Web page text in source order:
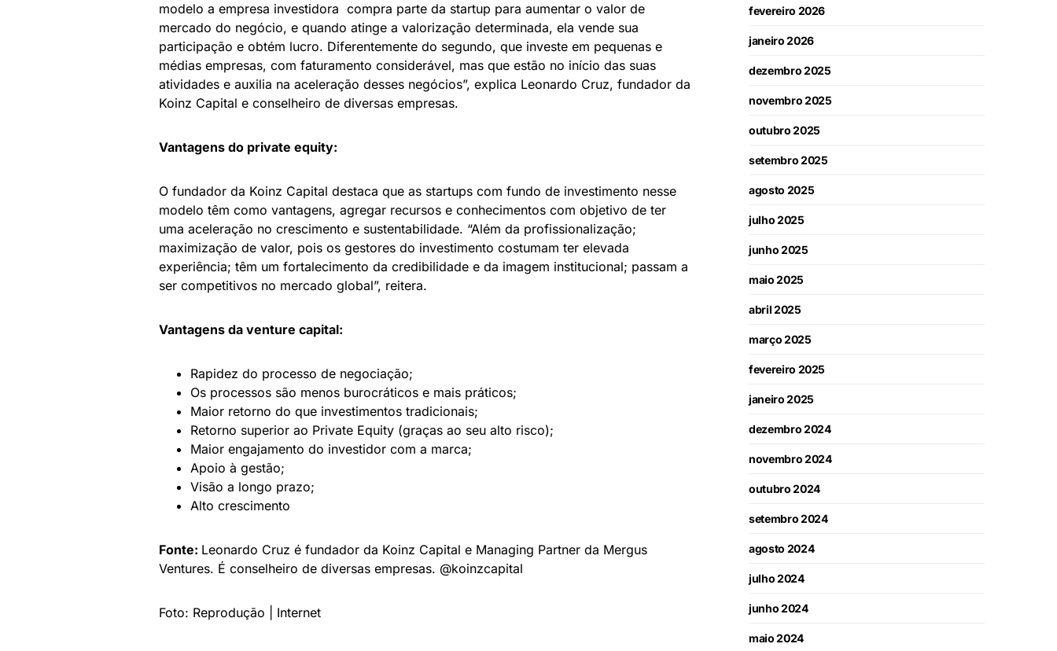
modelo a empresa investidora compra parte da startup para aumentar o valor de
mercado do negócio, e quando atinge a valorização determinada, ela vende sua
participação e obtém lucro. Diferentemente do segundo, que investe em pequenas e
médias empresas, com faturamento considerável, mas que estão no início das suas
atividades e auxilia na aceleração desses negócios”, explica Leonardo Cruz, fundador da
Koinz Capital e conselheiro de diversas empresas.
Vantagens do private equity:
O fundador da Koinz Capital destaca que as startups com fundo de investimento nesse
modelo têm como vantagens, agregar recursos e conhecimentos com objetivo de ter
uma aceleração no crescimento e sustentabilidade. “Além da profissionalização;
maximização de valor, pois os gestores do investimento costumam ter elevada
experiência; têm um fortalecimento da credibilidade e da imagem institucional; passam a
ser competitivos no mercado global”, reitera.
Vantagens da venture capital:
Rapidez do processo de negociação;
Os processos são menos burocráticos e mais práticos;
Maior retorno do que investimentos tradicionais;
Retorno superior ao Private Equity (graças ao seu alto risco);
Maior engajamento do investidor com a marca;
Apoio à gestão;
Visão a longo prazo;
Alto crescimento
Fonte: Leonardo Cruz é fundador da Koinz Capital e Managing Partner da Mergus
Ventures. É conselheiro de diversas empresas. @koinzcapital
Foto: Reprodução | Internet
fevereiro 2026
janeiro 2026
dezembro 2025
novembro 2025
outubro 2025
setembro 2025
agosto 2025
julho 2025
junho 2025
maio 2025
abril 2025
março 2025
fevereiro 2025
janeiro 2025
dezembro 2024
novembro 2024
outubro 2024
setembro 2024
agosto 2024
julho 2024
junho 2024
maio 2024